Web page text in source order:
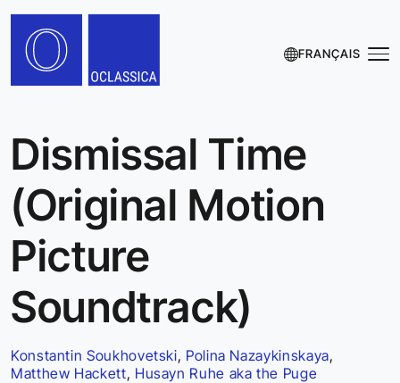
FRANÇAIS
Dismissal Time
(Original Motion
Picture
Soundtrack)
Konstantin Soukhovetski, Polina Nazaykinskaya,
Matthew Hackett, Husayn Ruhe aka the Puge